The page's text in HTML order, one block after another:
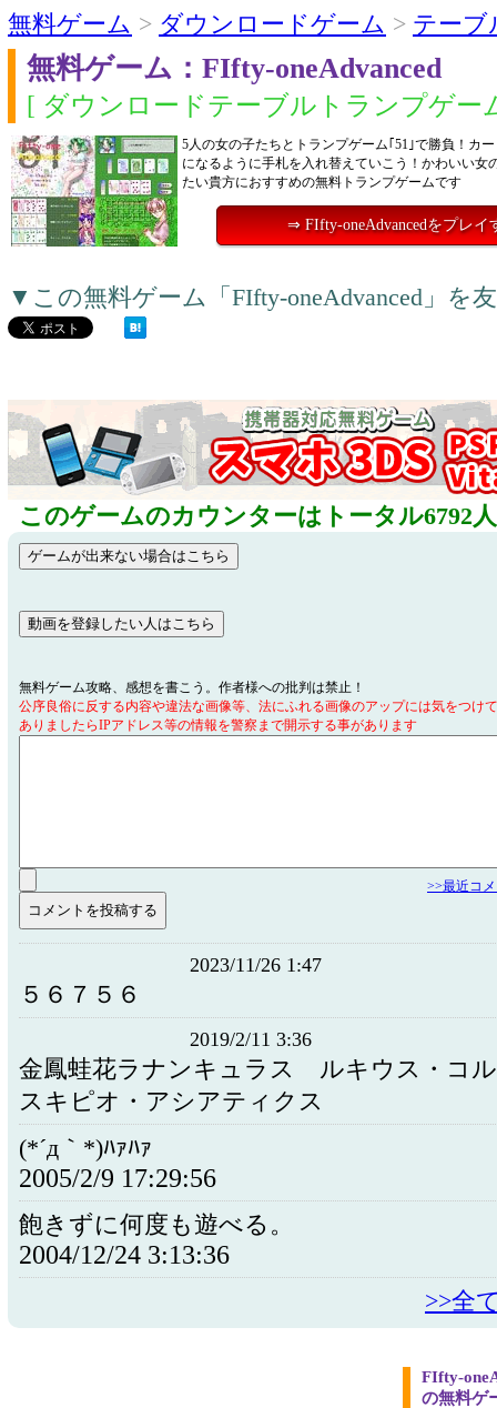
無料ゲーム > ダウンロードゲーム > テーブ
無料ゲーム：FIfty-oneAdvanced
[ ダウンロードテーブルトランプゲー
5人の女の子たちとトランプゲーム｢51｣で勝負！カ
になるように手札を入れ替えていこう！かわいい女
たい貴方におすすめの無料トランプゲームです
⇒ FIfty-oneAdvancedをプレイ
▼この無料ゲーム「FIfty-oneAdvanced」を
このゲームのカウンターはトータル6792
無料ゲーム攻略、感想を書こう。作者様への批判は禁止！
公序良俗に反する内容や違法な画像等、法にふれる画像のアップには気をつけ
ありましたらIPアドレス等の情報を警察まで開示する事があります
>>最近コ
2023/11/26 1:47
５６７５６
2019/2/11 3:36
金鳳蛙花ラナンキュラス ルキウス・コ
スキピオ・アシアティクス
(*´д｀*)ﾊｧﾊｧ
2005/2/9 17:29:56
飽きずに何度も遊べる。
2004/12/24 3:13:36
>>全
FIfty-
の無料ゲ